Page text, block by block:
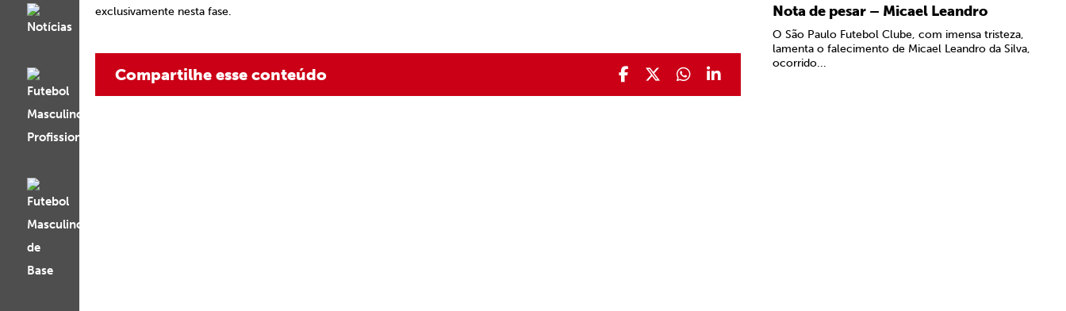
exclusivamente nesta fase.
Compartilhe esse conteúdo
Nota de pesar – Micael Leandro
O São Paulo Futebol Clube, com imensa tristeza,
lamenta o falecimento de Micael Leandro da Silva,
ocorrido...